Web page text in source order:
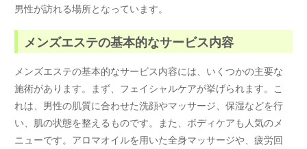
男性が訪れる場所となっています。
メンズエステの基本的なサービス内容
メンズエステの基本的なサービス内容には、いくつかの主要な
施術があります。まず、フェイシャルケアが挙げられます。こ
れは、男性の肌質に合わせた洗顔やマッサージ、保湿などを行
い、肌の状態を整えるものです。また、ボディケアも人気のメ
ニューです。アロマオイルを用いた全身マッサージや、疲労回